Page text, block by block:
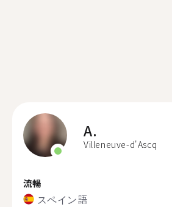
A.
Villeneuve-d'Ascq
流暢
スペイン語